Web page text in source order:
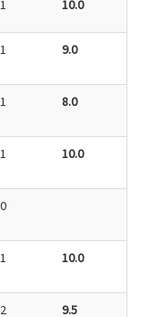
1 10.0
1 9.0
1 8.0
1 10.0
0
1 10.0
2 9.5